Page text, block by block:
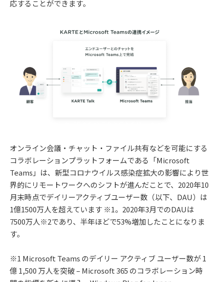
応することができます。
オンライン会議・チャット・ファイル共有などを可能にする
コラボレーションプラットフォームである「Microsoft
Teams」は、新型コロナウイルス感染症拡大の影響により世
界的にリモートワークへのシフトが進んだことで、2020年10
月末時点でデイリーアクティブユーザー数（以下、DAU）は
1億1500万人を超えています ※1。2020年3月でのDAUは
7500万人※2であり、半年ほどで53%増加したことになりま
す。
※1 Microsoft Teams のデイリー アクティブ ユーザー数が 1
億 1,500 万人を突破 – Microsoft 365 のコラボレーション時